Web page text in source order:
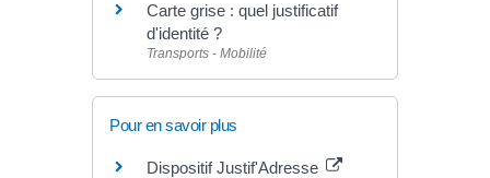
Carte grise : quel justificatif
d'identité ?
Transports - Mobilité
Pour en savoir plus
Dispositif Justif'Adresse